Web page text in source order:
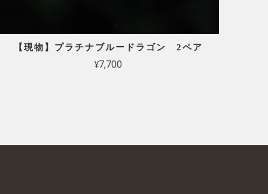
【現物】プラチナブルードラゴン 2ペア
¥7,700